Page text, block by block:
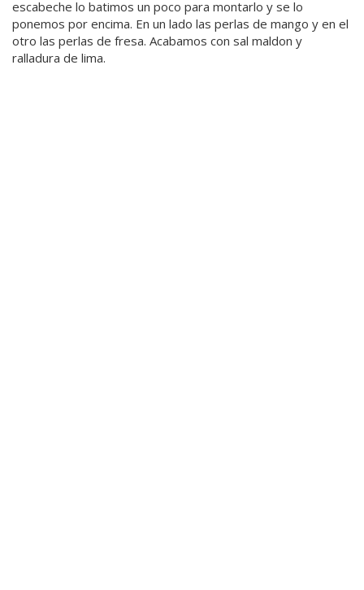
escabeche lo batimos un poco para montarlo y se lo
ponemos por encima. En un lado las perlas de mango y en el
otro las perlas de fresa. Acabamos con sal maldon y
ralladura de lima.